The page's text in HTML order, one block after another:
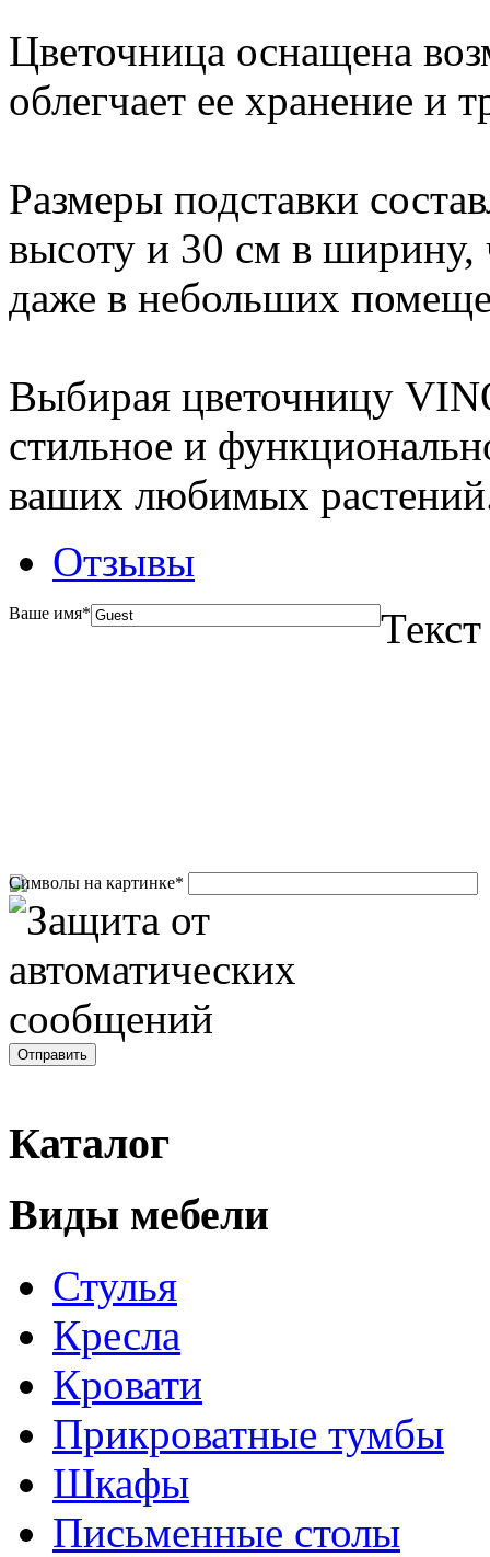
Цветочница оснащена
облегчает ее хранение и
Размеры подставки
высоту и 30 см в ширину,
даже в небольших
Выбирая цветочницу
стильное и
ваших любимых
Отзывы
Ваше имя*
Символы на картинке*
Каталог
Виды мебели
Стулья
Кресла
Кровати
Прикроватные тумбы
Шкафы
Письменные столы